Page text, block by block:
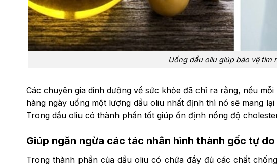
Uống dầu oliu giúp bảo vệ tim
Các chuyên gia dinh dưỡng về sức khỏe đã chỉ ra rằng, nếu
hàng ngày uống một lượng dầu oliu nhất định thì nó sẽ mang
Trong dầu oliu có thành phần tốt giúp ổn định nồng độ
Giúp ngăn ngừa các tác nhân hình thành gốc tự
Trong thành phần của dầu oliu có chứa đầy đủ các chất